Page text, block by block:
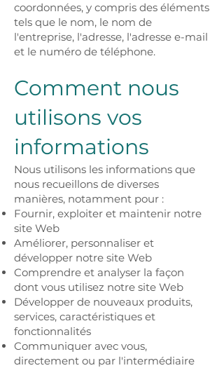
coordonnées, y compris des éléments
tels que le nom, le nom de
l'entreprise, l'adresse, l'adresse e-mail
et le numéro de téléphone.
Comment nous
utilisons vos
informations
Nous utilisons les informations que
nous recueillons de diverses
manières, notamment pour :
Fournir, exploiter et maintenir notre
site Web
Améliorer, personnaliser et
développer notre site Web
Comprendre et analyser la façon
dont vous utilisez notre site Web
Développer de nouveaux produits,
services, caractéristiques et
fonctionnalités
Communiquer avec vous,
directement ou par l'intermédiaire